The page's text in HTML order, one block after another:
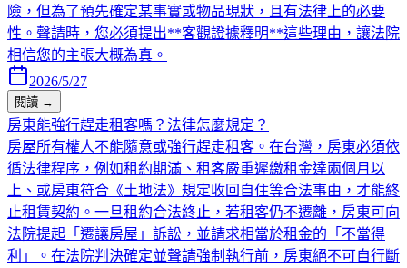
險，但為了預先確定某事實或物品現狀，且有法律上的必要
性。聲請時，您必須提出**客觀證據釋明**這些理由，讓法院
相信您的主張大概為真。
2026/5/27
閱讀 →
房東能強行趕走租客嗎？法律怎麼規定？
房屋所有權人不能隨意或強行趕走租客。在台灣，房東必須依
循法律程序，例如租約期滿、租客嚴重遲繳租金達兩個月以
上、或房東符合《土地法》規定收回自住等合法事由，才能終
止租賃契約。一旦租約合法終止，若租客仍不遷離，房東可向
法院提起「遷讓房屋」訴訟，並請求相當於租金的「不當得
利」。在法院判決確定並聲請強制執行前，房東絕不可自行斷